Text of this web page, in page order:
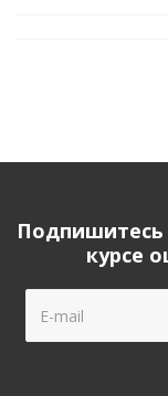
Подпишитесь
курсе